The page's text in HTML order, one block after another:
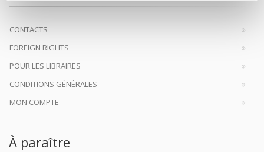
CONTACTS
FOREIGN RIGHTS
POUR LES LIBRAIRES
CONDITIONS GÉNÉRALES
MON COMPTE
À paraître